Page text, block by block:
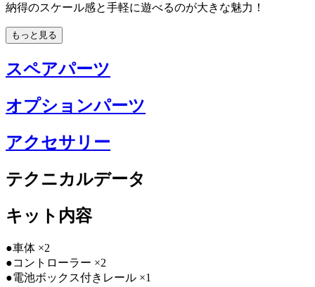
納得のスケール感と手軽に遊べるのが大きな魅力！
もっと見る
スペアパーツ
オプションパーツ
アクセサリー
テクニカルデータ
キット内容
●車体 ×2
●コントローラー ×2
●電池ボックス付きレール ×1